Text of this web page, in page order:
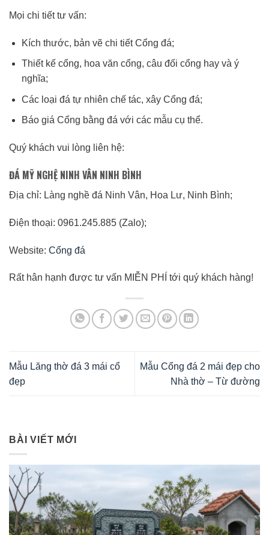
Mọi chi tiết tư vấn:
Kích thước, bản vẽ chi tiết Cổng đá;
Thiết kế cổng, hoa văn cổng, câu đối cổng hay và ý
nghĩa;
Các loại đá tự nhiên chế tác, xây Cổng đá;
Báo giá Cổng bằng đá với các mẫu cụ thể.
Quý khách vui lòng liên hệ:
ĐÁ MỸ NGHỆ NINH VÂN NINH BÌNH
Địa chỉ: Làng nghề đá Ninh Vân, Hoa Lư, Ninh Bình;
Điện thoại: 0961.245.885 (Zalo);
Website: Cổng đá
Rất hân hạnh được tư vấn MIỄN PHÍ tới quý khách hàng!
Mẫu Lăng thờ đá 3 mái cổ
đẹp
Mẫu Cổng đá 2 mái đẹp cho
Nhà thờ – Từ đường
BÀI VIẾT MỚI